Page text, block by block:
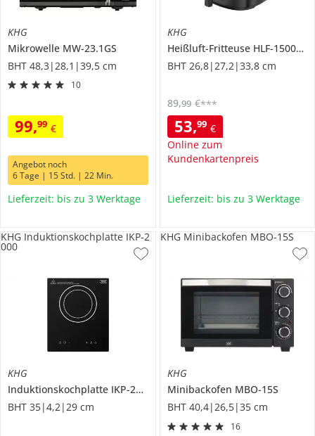
KHG
Mikrowelle MW-23.1GS
BHT 48,3|28,1|39,5 cm
10
99,99 €
Angebot noch
6 Tage | 15 Std. | 22 Min.
Lieferzeit: bis zu 3 Werktage
KHG
Heißluft-Fritteuse HLF-1500DS
BHT 26,8|27,2|33,8 cm
53,99 €
Online zum
Kundenkartenpreis
89,99 €***
Lieferzeit: bis zu 3 Werktage
KHG
Induktionskochplatte IKP-2000
BHT 35|4,2|29 cm
KHG Induktionskochplatte IKP-2
000
KHG
Minibackofen MBO-15S
BHT 40,4|26,5|35 cm
16
KHG Minibackofen MBO-15S